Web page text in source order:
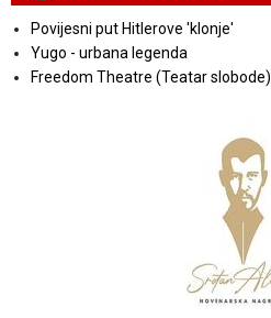
Povijesni put Hitlerove 'klonje'
Yugo - urbana legenda
Freedom Theatre (Teatar slobode)